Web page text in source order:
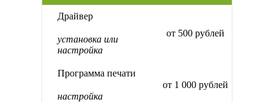
Драйвер
установка или
настройка
от 500 рублей
Программа печати
настройка
от 1 000 рублей